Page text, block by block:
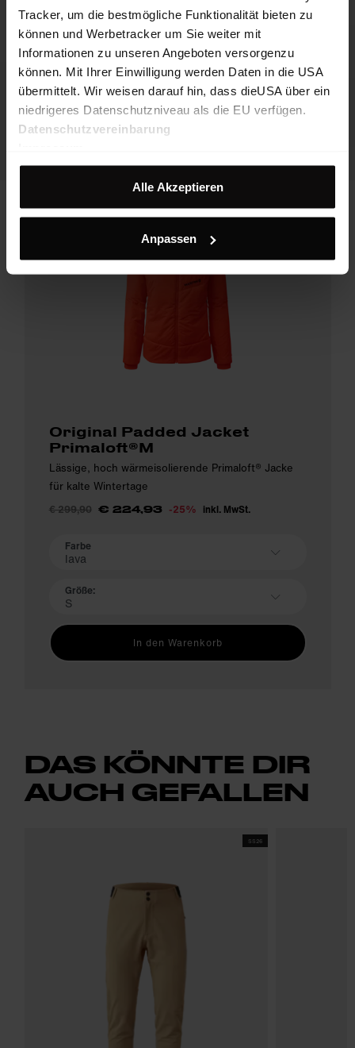
Tracker, um die bestmögliche Funktionalität bieten zu
können und Werbetracker um Sie weiter mit
Informationen zu unseren Angeboten versorgenzu
können. Mit Ihrer Einwilligung werden Daten in die USA
übermittelt. Wir weisen darauf hin, dass dieUSA über ein
niedrigeres Datenschutzniveau als die EU verfügen.
Datenschutzvereinbarung
Alle Akzeptieren
Anpassen
Original Padded Jacket
Primaloft®M
Lässige, hoch wärmeisolierende Primaloft® Jacke
für kalte Wintertage
€ 299,90 € 224,93 -25% inkl. MwSt.
Farbe
lava
Größe:
S
In den Warenkorb
DAS KÖNNTE DIR
AUCH GEFALLEN
SS26